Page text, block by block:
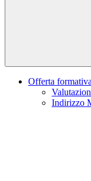
Offerta formativa
Indirizzo